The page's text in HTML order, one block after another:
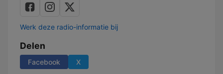
Werk deze radio-informatie bij
Delen
Facebook X